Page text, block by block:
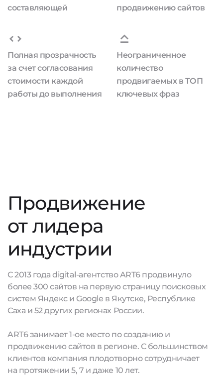
составляющей
продвижению сайтов
Полная прозрачность
за счет согласования
стоимости каждой
работы до выполнения
Неограниченное
количество
продвигаемых в ТОП
ключевых фраз
Продвижение
от лидера
индустрии
С 2013 года digital-агентство ART6 продвинуло
более 300 сайтов на первую страницу поисковых
систем Яндекс и Google в Якутске, Республике
Саха и 52 других регионах России.
ART6 занимает 1-ое место по созданию и
продвижению сайтов в регионе. С большинством
клиентов компания плодотворно сотрудничает
на протяжении 5, 7 и даже 10 лет.